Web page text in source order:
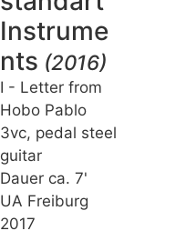
Instrume
nts (2016)
I - Letter from
Hobo Pablo
3vc, pedal steel
guitar
Dauer ca. 7'
UA Freiburg
2017